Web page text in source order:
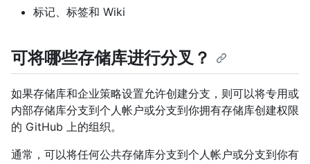
标记、标签和 Wiki
可将哪些存储库进行分叉？
如果存储库和企业策略设置允许创建分支，则可以将专用或
内部存储库分支到个人帐户或分支到你拥有存储库创建权限
的 GitHub 上的组织。
通常，可以将任何公共存储库分支到个人帐户或分支到你有